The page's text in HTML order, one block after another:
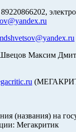
Максим
(названия) на
Мегакритик